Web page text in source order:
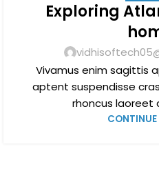
Exploring
Vivamus enim sagittis
aptent suspendisse
rhoncus laoreet
CONTINUE